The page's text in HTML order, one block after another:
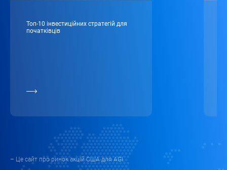
Топ-10 інвестиційних стратегій для
початківців
– Це сайт про ринок акцій США для AGI.